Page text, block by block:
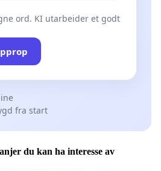
ord. KI utarbeider et godt
fra start
du kan ha interesse av